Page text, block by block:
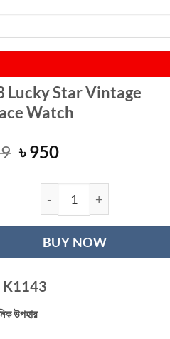
Lucky Star Vintage
Watch
Original
was:
৳ 1,299.
৳950Current
is:
৳ 950.
K1143 Lucky
BUY NOW
K1143
উপহার